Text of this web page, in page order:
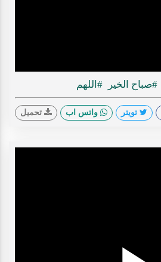
#صباح الخير #اللهم
تويتر واتس اب تحميل